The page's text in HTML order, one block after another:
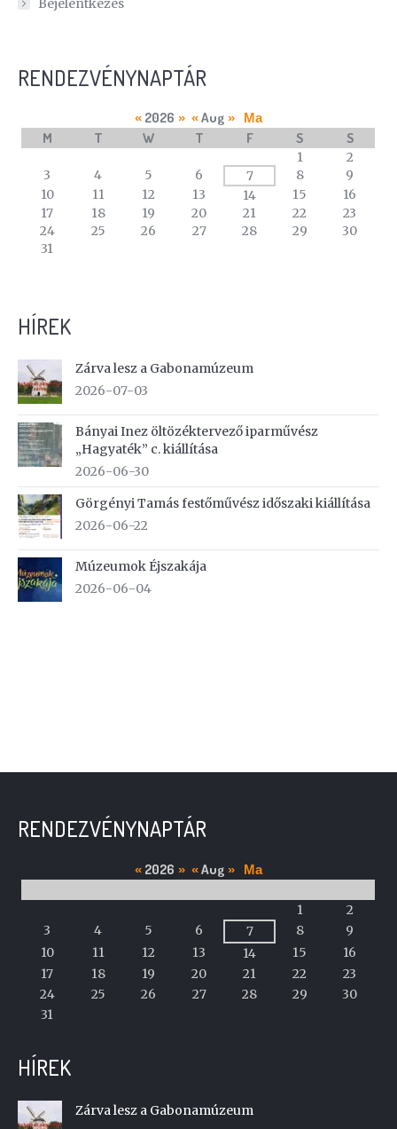
Bejelentkezés
RENDEZVÉNYNAPTÁR
calendar
events
« 2026 » « Aug » Ma
M T W T F S S
1
2
3
4 5 6 7 8
9
10
11 12 13 14 15
16
17
18 19 20 21 22
23
24
25 26 27 28 29
30
31
HÍREK
Zárva lesz a Gabonamúzeum
2026-07-03
Bányai Inez öltözéktervező iparművész
„Hagyaték” c. kiállítása
2026-06-30
Görgényi Tamás festőművész időszaki kiállítása
2026-06-22
Múzeumok Éjszakája
2026-06-04
RENDEZVÉNYNAPTÁR
calendar
events
« 2026 » « Aug » Ma
1
2
3
4 5 6 7 8
9
10
11 12 13 14 15
16
17
18 19 20 21 22
23
24
25 26 27 28 29
30
31
HÍREK
Zárva lesz a Gabonamúzeum